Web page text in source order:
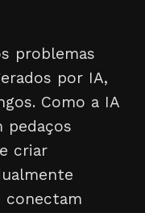
problemas
por IA,
Como a IA
pedaços
criar
conectam